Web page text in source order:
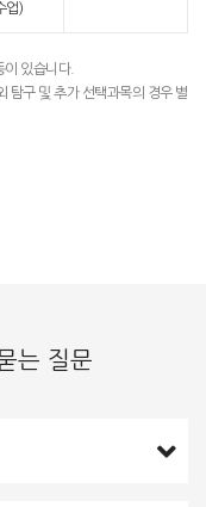
업)
있습니다.
탐구 및 추가 선택과목의 경우 별
는 질문